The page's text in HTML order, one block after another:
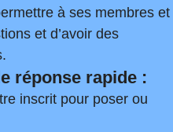
à ses membres et
et d’avoir des
réponse rapide :
inscrit pour poser ou